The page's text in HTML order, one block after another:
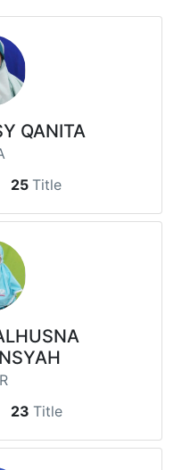
QANITA
25 Title
23 Title